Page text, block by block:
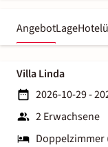
AngebotLage
Villa Linda
2026-10-29 -
2 Erwachsene
Doppelzimmer